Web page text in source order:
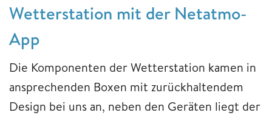
Wetterstation mit der Netatmo-
App
Die Komponenten der Wetterstation kamen in
ansprechenden Boxen mit zurückhaltendem
Design bei uns an, neben den Geräten liegt der